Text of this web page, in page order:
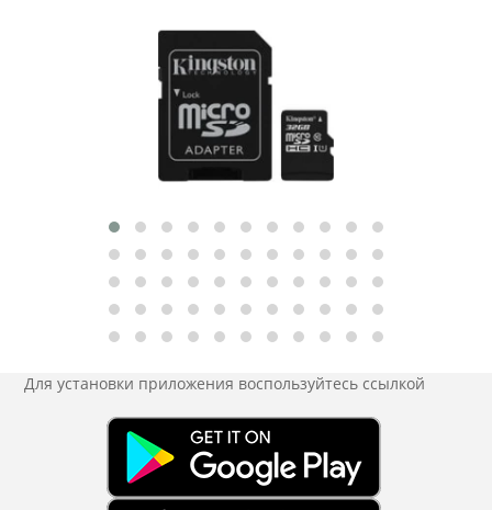
Для установки приложения воспользуйтесь ссылкой